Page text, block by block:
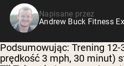
Shop All
Napisane przez
Andrew Buck Fitness
Podsumowując: Trening 12-
prędkość 3 mph, 30 minut)